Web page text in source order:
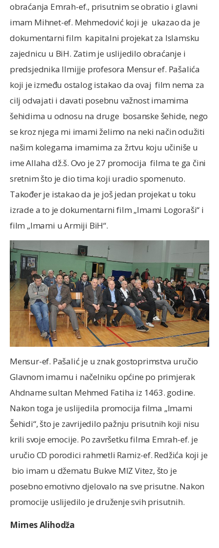
obraćanja Emrah-ef., prisutnim se obratio i glavni
imam Mihnet-ef. Mehmedović koji je ukazao da je
dokumentarni film kapitalni projekat za Islamsku
zajednicu u BiH. Zatim je uslijedilo obraćanje i
predsjednika Ilmijje profesora Mensur ef. Pašalića
koji je između ostalog istakao da ovaj film nema za
cilj odvajati i davati posebnu važnost imamima
šehidima u odnosu na druge bosanske šehide, nego
se kroz njega mi imami želimo na neki način odužiti
našim kolegama imamima za žrtvu koju učiniše u
ime Allaha dž.š. Ovo je 27 promocija filma te ga čini
sretnim što je dio tima koji uradio spomenuto.
Također je istakao da je još jedan projekat u toku
izrade a to je dokumentarni film „Imami Logoraši“ i
film „Imami u Armiji BiH“.
Mensur-ef. Pašalić je u znak gostoprimstva uručio
Glavnom imamu i načelniku općine po primjerak
Ahdname sultan Mehmed Fatiha iz 1463. godine.
Nakon toga je uslijedila promocija filma „Imami
Šehidi“, što je zavrijedilo pažnju prisutnih koji nisu
krili svoje emocije. Po završetku filma Emrah-ef. je
uručio CD porodici rahmetli Ramiz-ef. Redžića koji je
bio imam u džematu Bukve MIZ Vitez, što je
posebno emotivno djelovalo na sve prisutne. Nakon
promocije uslijedilo je druženje svih prisutnih.
Mirnes Alihodža